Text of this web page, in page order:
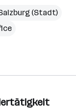
(Stadt)